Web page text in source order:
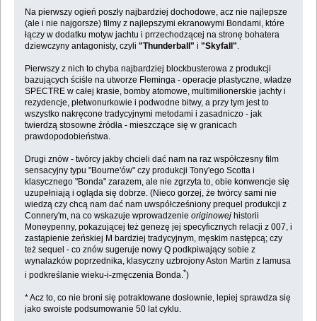
Na pierwszy ogień poszły najbardziej dochodowe, acz nie najlepsze
(ale i nie najgorsze) filmy z najlepszymi ekranowymi Bondami, które
łączy w dodatku motyw jachtu i prrzechodzącej na stronę bohatera
dziewczyny antagonisty, czyli "Thunderball" i "Skyfall".
Pierwszy z nich to chyba najbardziej blockbusterowa z produkcji
bazujących ściśle na utworze Fleminga - operacje plastyczne, władze
SPECTRE w całej krasie, bomby atomowe, multimilionerskie jachty i
rezydencje, płetwonurkowie i podwodne bitwy, a przy tym jest to
wszystko nakręcone tradycyjnymi metodami i zasadniczo - jak
twierdzą stosowne źródła - mieszczące się w granicach
prawdopodobieństwa.
Drugi znów - twórcy jakby chcieli dać nam na raz współczesny film
sensacyjny typu "Bourne'ów" czy produkcji Tony'ego Scotta i
klasycznego "Bonda" zarazem, ale nie zgrzyta to, obie konwencje się
uzupełniają i ogląda się dobrze. (Nieco gorzej, że twórcy sami nie
wiedzą czy chcą nam dać nam uwspółcześniony prequel produkcji z
Connery'm, na co wskazuje wprowadzenie originowejhistorii
Moneypenny, pokazującej też genezę jej specyficznych relacji z 007, i
zastąpienie żeńskiej M bardziej tradycyjnym, męskim następcą; czy
też sequel - co znów sugeruje nowy Q podkpiwający sobie z
wynalazków poprzednika, klasyczny uzbrojony Aston Martin z lamusa
i podkreślanie wieku-i-zmęczenia Bonda.*)
* Acz to, co nie broni się potraktowane dosłownie, lepiej sprawdza się
jako swoiste podsumowanie 50 lat cyklu.